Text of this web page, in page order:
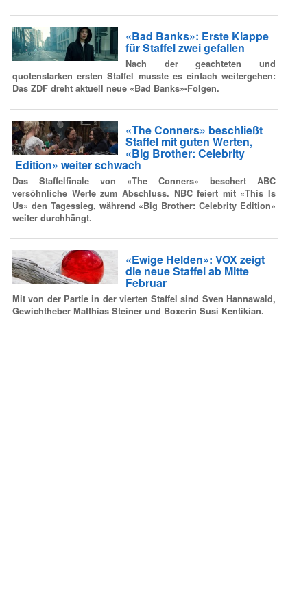
«Bad Banks»: Erste Klappe
für Staffel zwei gefallen
Nach der geachteten und
quotenstarken ersten Staffel musste es einfach weitergehen:
Das ZDF dreht aktuell neue «Bad Banks»-Folgen.
«The Conners» beschließt
Staffel mit guten Werten,
«Big Brother: Celebrity
Edition» weiter schwach
Das Staffelfinale von «The Conners» beschert ABC
versöhnliche Werte zum Abschluss. NBC feiert mit «This Is
Us» den Tagessieg, während «Big Brother: Celebrity Edition»
weiter durchhängt.
«Ewige Helden»: VOX zeigt
die neue Staffel ab Mitte
Februar
Mit von der Partie in der vierten Staffel sind Sven Hannawald,
Gewichtheber Matthias Steiner und Boxerin Susi Kentikian.